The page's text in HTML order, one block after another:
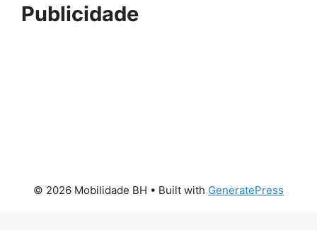
Publicidade
© 2026 Mobilidade BH • Built with GeneratePress